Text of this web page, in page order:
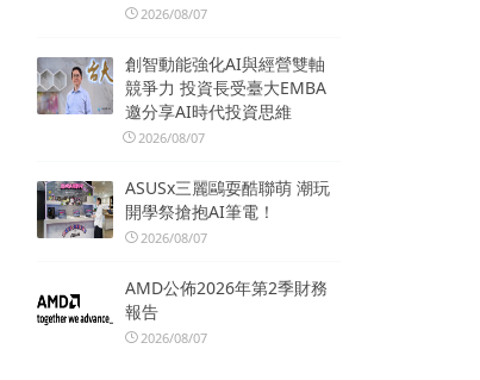
2026/08/07
創智動能強化AI與經營雙軸
競爭力 投資長受臺大EMBA
邀分享AI時代投資思維
2026/08/07
ASUSx三麗鷗耍酷聯萌 潮玩
開學祭搶抱AI筆電！
2026/08/07
AMD公佈2026年第2季財務
報告
2026/08/07